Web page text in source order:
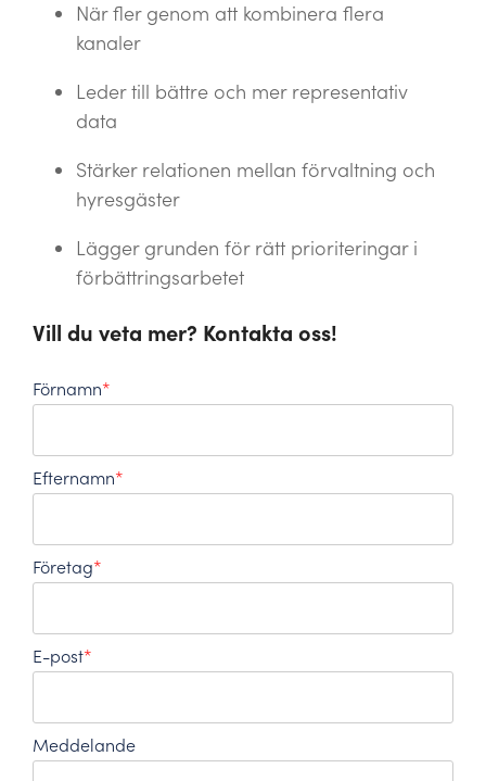
När fler genom att kombinera flera
kanaler
Leder till bättre och mer representativ
data
Stärker relationen mellan förvaltning och
hyresgäster
Lägger grunden för rätt prioriteringar i
förbättringsarbetet
Vill du veta mer? Kontakta oss!
Förnamn*
Efternamn*
Företag*
E-post*
Meddelande